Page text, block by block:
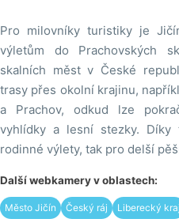
Pro milovníky turistiky je
výletům do Prachovských
skalních měst v České
trasy přes okolní krajinu,
a Prachov, odkud lze
vyhlídky a lesní stezky.
rodinné výlety, tak pro delší
Další webkamery v oblastech:
Město Jičín Český ráj Liberecký kraj